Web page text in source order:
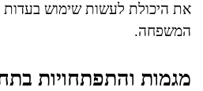
את היכולת לעשות שימוש בעדות
המשפחה.
מגמות והתפתחויות